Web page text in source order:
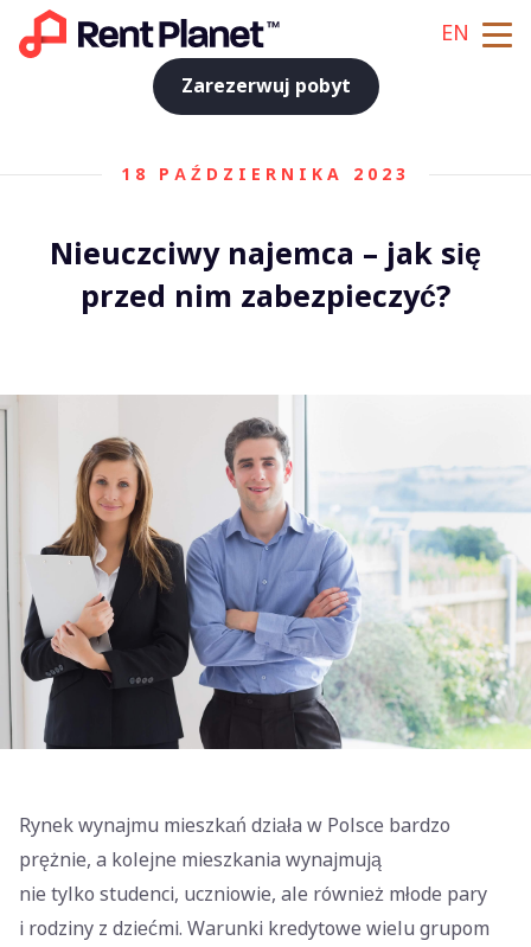
EN
Zarezerwuj pobyt
18 PAŹDZIERNIKA 2023
Nieuczciwy najemca – jak się
przed nim zabezpieczyć?
Rynek wynajmu mieszkań działa w Polsce bardzo
prężnie, a kolejne mieszkania wynajmują
nie tylko studenci, uczniowie, ale również młode pary
i rodziny z dziećmi. Warunki kredytowe wielu grupom